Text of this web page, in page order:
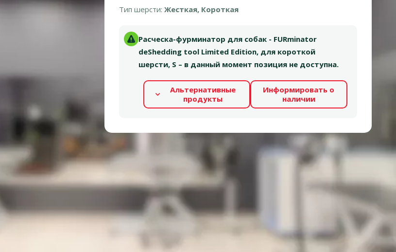
Тип шерсти: Жесткая, Короткая
Расческа-фурминатор для собак - FURminator
deShedding tool Limited Edition, для короткой
шерсти, S – в данный момент позиция не доступна.
Альтернативные
продукты
Информировать о
наличии
Альтернативные продукты